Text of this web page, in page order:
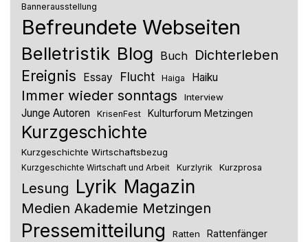
Bannerausstellung
Befreundete Webseiten
Belletristik Blog Buch Dichterleben
Ereignis Essay Flucht Haiga Haiku
Immer wieder sonntags Interview
Junge Autoren KrisenFest Kulturforum Metzingen
Kurzgeschichte
Kurzgeschichte Wirtschaftsbezug
Kurzgeschichte Wirtschaft und Arbeit Kurzlyrik Kurzprosa
Lesung Lyrik Magazin
Medien Akademie Metzingen
Pressemitteilung Ratten Rattenfänger